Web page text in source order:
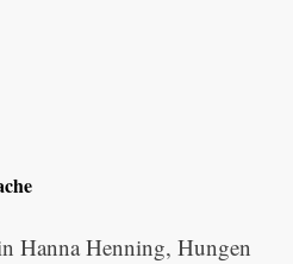
Hanna Henning, Hungen